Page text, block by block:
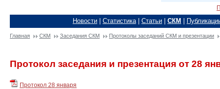
Новости Статистика| Статьи СКМ
Главная СКМ Заседания СКМ Протоколы заседаний СКМ и презентации
Протокол заседания и презентация от 28
Протокол 28 января